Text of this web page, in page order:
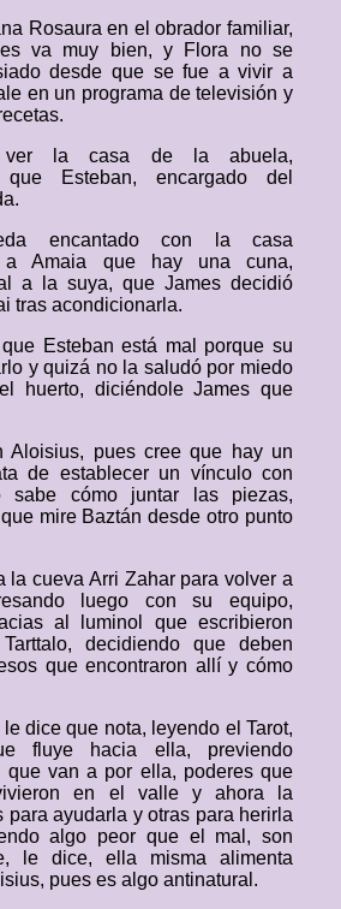
Rosaura en el obrador familiar,
va muy bien, y Flora no se
desde que se fue a vivir a
en un programa de televisión y
la casa de la abuela,
que Esteban, encargado del
encantado con la casa
a Amaia que hay una cuna,
a la suya, que James decidió
tras acondicionarla.
Esteban está mal porque su
y quizá no la saludó por miedo
huerto, diciéndole James que
Aloisius, pues cree que hay un
de establecer un vínculo con
sabe cómo juntar las piezas,
mire Baztán desde otro punto
la cueva Arri Zahar para volver a
luego con su equipo,
al luminol que escribieron
decidiendo que deben
que encontraron allí y cómo
dice que nota, leyendo el Tarot,
fluye hacia ella, previendo
que van a por ella, poderes que
en el valle y ahora la
para ayudarla y otras para herirla
algo peor que el mal, son
le dice, ella misma alimenta
pues es algo antinatural.